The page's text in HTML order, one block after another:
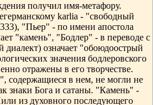
получил имя-метафору.
karlia - "свободный
"Пьер" - по имени апостола
"камень", "Бодлер" - в переводе с
диалект) означает "обоюдоострый
значения бодлеровского
отражены в его творчестве.
в нем, не могли не
знаки Бога и сатаны. "Камень" -
из духовного последующего